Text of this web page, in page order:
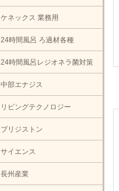
ケネックス 業務用
24時間風呂 ろ過材各種
24時間風呂レジオネラ菌対策
中部エナジス
リビングテクノロジー
ブリジストン
サイエンス
長州産業